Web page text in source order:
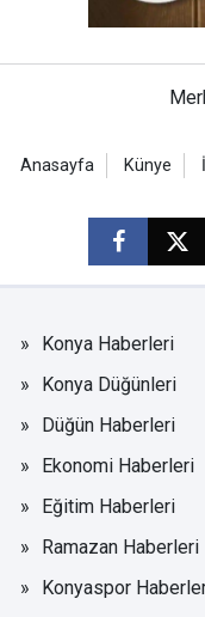
Anasayfa Künye
Konya Haberleri
Konya Düğünleri
Düğün Haberleri
Ekonomi Haberleri
Eğitim Haberleri
Ramazan Haberleri
Konyaspor